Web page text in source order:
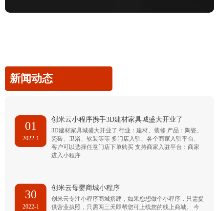
新闻动态
01
2022-1
创米云小程序携手3D建材家具城盛大开业了
3D建材家具城盛大开业了 行业：建材、装修 产品：陶瓷、
瓷砖、卫浴、软装等等 多门店入驻、各个商家入驻平台、
客户可以选择任意门店下单购买 支持商家入驻平台：商家
进入小程序…
30
2022-1
创米云母婴商城小程序
创米云专注小程序商城搭建，如果您想做个小程序，只需提
供营业执照，只需两三天即帮您可上线您的线上商城。 今